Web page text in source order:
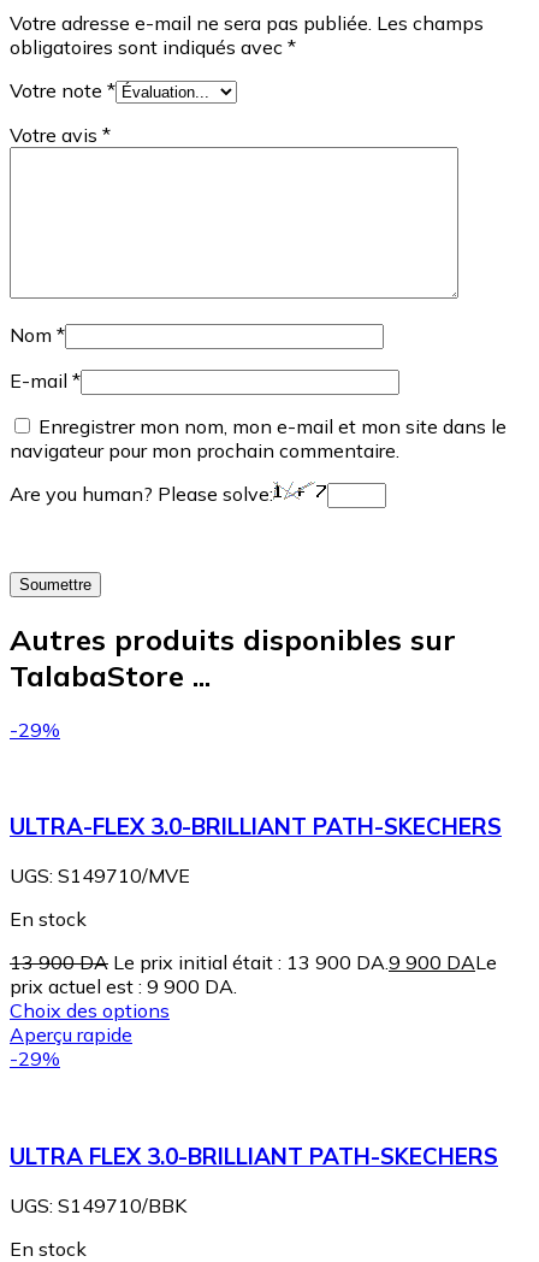
Votre adresse e-mail ne sera pas publiée. Les champs
obligatoires sont indiqués avec *
Votre note *
Votre avis *
Nom *
E-mail *
Enregistrer mon nom, mon e-mail et mon site dans le
navigateur pour mon prochain commentaire.
Are you human? Please solve:
Autres produits disponibles sur
TalabaStore ...
-29%
ULTRA-FLEX 3.0-BRILLIANT PATH-SKECHERS
UGS: S149710/MVE
En stock
13 900DA Le prix initial était : 13 900 DA.9 900 DALe
prix actuel est : 9 900 DA.
Choix des options
Aperçu rapide
-29%
ULTRA FLEX 3.0-BRILLIANT PATH-SKECHERS
UGS: S149710/BBK
En stock